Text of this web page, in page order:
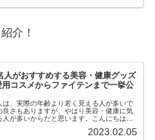
介！
人がおすすめする美容・健康グッズ
用コスメからファイテンまで一挙公
は、実際の年齢より若く見える人が多いで
良さもありますが、やはり美容・健康に気
人が多いからだと思います。こんにちは！
か？今回は、芸能人…
2023.02.05